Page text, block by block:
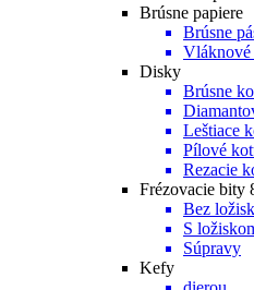
Brúsne papiere
Brúsne
Vláknové
Disky
Brúsne
Leštiace
Pílové
Rezacie
Frézovacie bity
Bez
S
Súpravy
Kefy